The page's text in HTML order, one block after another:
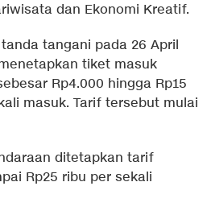
dan Ekonomi Kreatif.
tangani pada 26 April
tiket masuk
Rp4.000 hingga Rp15
masuk. Tarif tersebut mulai
ditetapkan tarif
Rp25 ribu per sekali